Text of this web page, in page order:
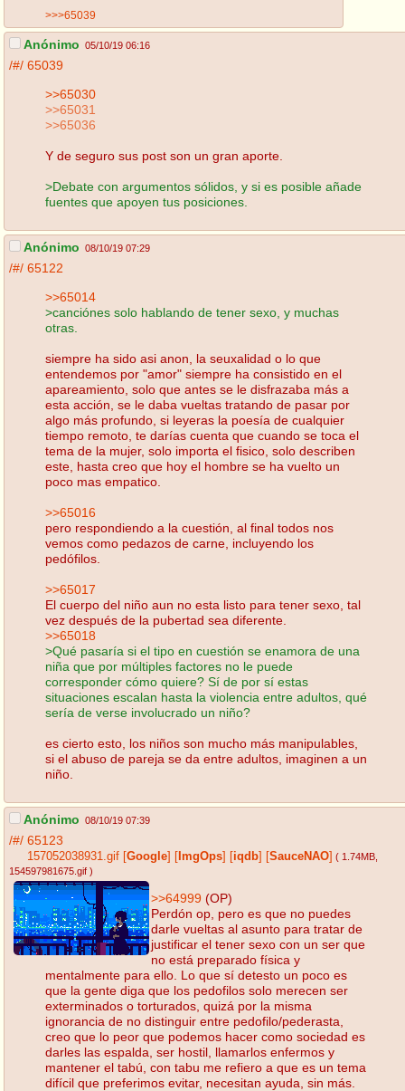
>>>65039
Anónimo 05/10/19 06:16
/#/ 65039
>>65030
>>65031
>>65036
Y de seguro sus post son un gran aporte.
>Debate con argumentos sólidos, y si es posible añade
fuentes que apoyen tus posiciones.
Anónimo 08/10/19 07:29
/#/ 65122
>>65014
>canciónes solo hablando de tener sexo, y muchas
otras.
siempre ha sido asi anon, la seuxalidad o lo que
entendemos por "amor" siempre ha consistido en el
apareamiento, solo que antes se le disfrazaba más a
esta acción, se le daba vueltas tratando de pasar por
algo más profundo, si leyeras la poesía de cualquier
tiempo remoto, te darías cuenta que cuando se toca el
tema de la mujer, solo importa el fisico, solo describen
este, hasta creo que hoy el hombre se ha vuelto un
poco mas empatico.
>>65016
pero respondiendo a la cuestión, al final todos nos
vemos como pedazos de carne, incluyendo los
pedófilos.
>>65017
El cuerpo del niño aun no esta listo para tener sexo, tal
vez después de la pubertad sea diferente.
>>65018
>Qué pasaría si el tipo en cuestión se enamora de una
niña que por múltiples factores no le puede
corresponder cómo quiere? Sí de por sí estas
situaciones escalan hasta la violencia entre adultos, qué
sería de verse involucrado un niño?
es cierto esto, los niños son mucho más manipulables,
si el abuso de pareja se da entre adultos, imaginen a un
niño.
Anónimo 08/10/19 07:39
/#/ 65123
157052038931.gif Google ImgOps iqdb SauceNAO ( 1.74MB
154597981675.gif )
>>64999 (OP)
Perdón op, pero es que no puedes
darle vueltas al asunto para tratar de
justificar el tener sexo con un ser que
no está preparado física y
mentalmente para ello. Lo que sí detesto un poco es
que la gente diga que los pedofilos solo merecen ser
exterminados o torturados, quizá por la misma
ignorancia de no distinguir entre pedofilo/pederasta,
creo que lo peor que podemos hacer como sociedad es
darles las espalda, ser hostil, llamarlos enfermos y
mantener el tabú, con tabu me refiero a que es un tema
difícil que preferimos evitar, necesitan ayuda, sin más.